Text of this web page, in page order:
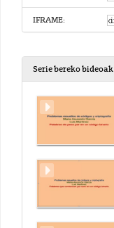
IFRAME:
Serie bereko bideoak